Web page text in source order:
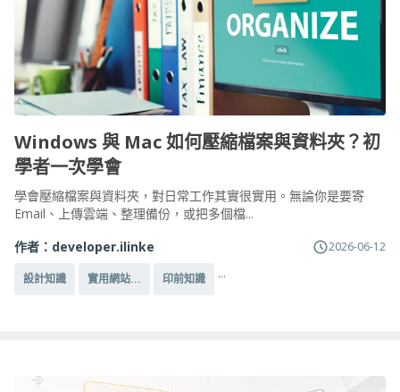
Windows 與 Mac 如何壓縮檔案與資料夾？初
學者一次學會
學會壓縮檔案與資料夾，對日常工作其實很實用。無論你是要寄
Email、上傳雲端、整理備份，或把多個檔...
作者： developer.ilinke 2026-06-12
設計知識 實用網站... 印前知識 ...